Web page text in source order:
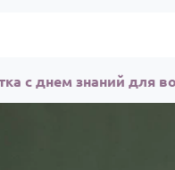
с днем знаний для